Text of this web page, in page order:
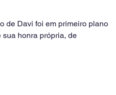
de Davi foi em primeiro plano
honra própria, de